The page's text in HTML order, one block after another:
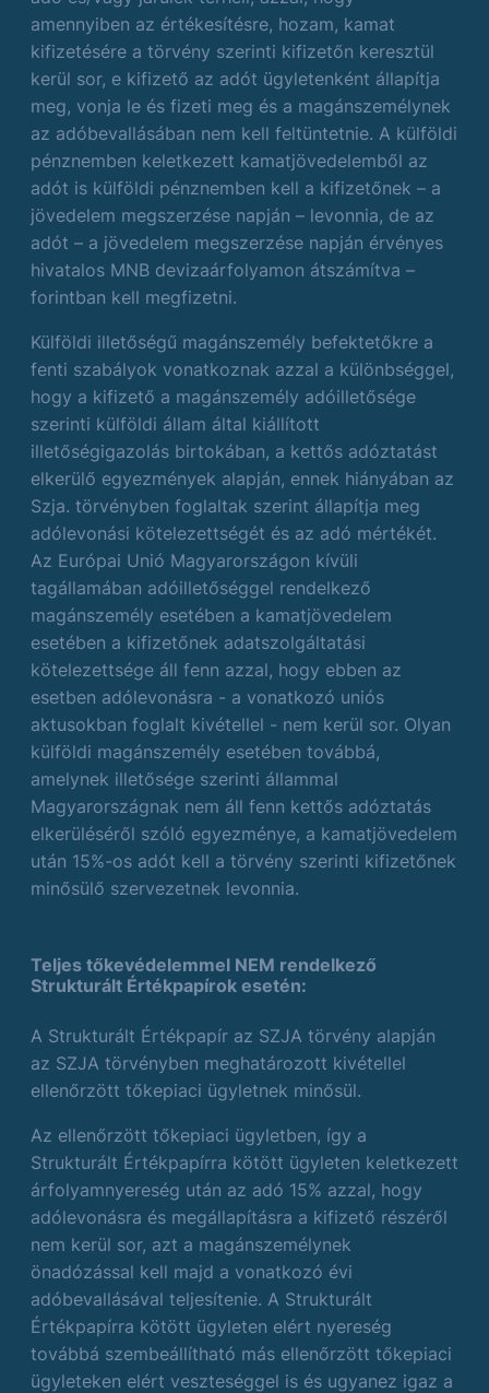
amennyiben az értékesítésre, hozam, kamat
kifizetésére a törvény szerinti kifizetőn keresztül
kerül sor, e kifizető az adót ügyletenként állapítja
meg, vonja le és fizeti meg és a magánszemélynek
az adóbevallásában nem kell feltüntetnie. A külföldi
pénznemben keletkezett kamatjövedelemből az
adót is külföldi pénznemben kell a kifizetőnek – a
jövedelem megszerzése napján – levonnia, de az
adót – a jövedelem megszerzése napján érvényes
hivatalos MNB devizaárfolyamon átszámítva –
forintban kell megfizetni.
Külföldi illetőségű magánszemély befektetőkre a
fenti szabályok vonatkoznak azzal a különbséggel,
hogy a kifizető a magánszemély adóilletősége
szerinti külföldi állam által kiállított
illetőségigazolás birtokában, a kettős adóztatást
elkerülő egyezmények alapján, ennek hiányában az
Szja. törvényben foglaltak szerint állapítja meg
adólevonási kötelezettségét és az adó mértékét.
Az Európai Unió Magyarországon kívüli
tagállamában adóilletőséggel rendelkező
magánszemély esetében a kamatjövedelem
esetében a kifizetőnek adatszolgáltatási
kötelezettsége áll fenn azzal, hogy ebben az
esetben adólevonásra - a vonatkozó uniós
aktusokban foglalt kivétellel - nem kerül sor. Olyan
külföldi magánszemély esetében továbbá,
amelynek illetősége szerinti állammal
Magyarországnak nem áll fenn kettős adóztatás
elkerüléséről szóló egyezménye, a kamatjövedelem
után 15%-os adót kell a törvény szerinti kifizetőnek
minősülő szervezetnek levonnia.
Teljes tőkevédelemmel NEM rendelkező
Strukturált Értékpapírok esetén:
A Strukturált Értékpapír az SZJA törvény alapján
az SZJA törvényben meghatározott kivétellel
ellenőrzött tőkepiaci ügyletnek minősül.
Az ellenőrzött tőkepiaci ügyletben, így a
Strukturált Értékpapírra kötött ügyleten keletkezett
árfolyamnyereség után az adó 15% azzal, hogy
adólevonásra és megállapításra a kifizető részéről
nem kerül sor, azt a magánszemélynek
önadózással kell majd a vonatkozó évi
adóbevallásával teljesítenie. A Strukturált
Értékpapírra kötött ügyleten elért nyereség
továbbá szembeállítható más ellenőrzött tőkepiaci
ügyleteken elért veszteséggel is és ugyanez igaz a